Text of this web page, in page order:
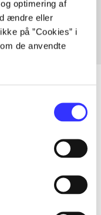
optimering af
ændre eller
på ”Cookies” i
de anvendte